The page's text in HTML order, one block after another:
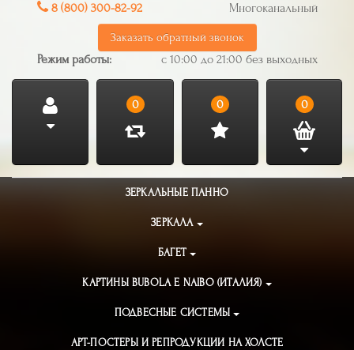
8 (800) 300-82-92 Многоканальный
Заказать обратный звонок
Режим работы: с 10:00 до 21:00 без выходных
0 0 0
ЗЕРКАЛЬНЫЕ ПАННО
ЗЕРКАЛА
БАГЕТ
КАРТИНЫ BUBOLA E NAIBO (ИТАЛИЯ)
ПОДВЕСНЫЕ СИСТЕМЫ
АРТ-ПОСТЕРЫ И РЕПРОДУКЦИИ НА ХОЛСТЕ